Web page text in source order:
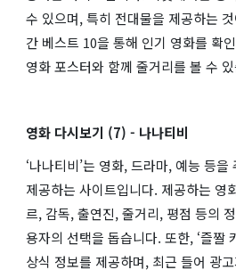
수 있으며, 특히 전대물을 제공하는
간 베스트 10을 통해 인기 영화를 확
영화 포스터와 함께 줄거리를 볼 수
영화 다시보기 (7) - 나나티비
‘나나티비’는 영화, 드라마, 예능 등
제공하는 사이트입니다. 제공하는 영
르, 감독, 출연진, 줄거리, 평점 등의
용자의 선택을 돕습니다. 또한, ‘즐짤
상식 정보를 제공하며, 최근 들어 광